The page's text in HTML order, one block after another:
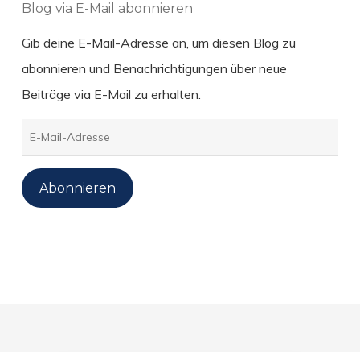
Blog via E-Mail abonnieren
Gib deine E-Mail-Adresse an, um diesen Blog zu
abonnieren und Benachrichtigungen über neue
Beiträge via E-Mail zu erhalten.
E-
Mail-
Adresse
Abonnieren